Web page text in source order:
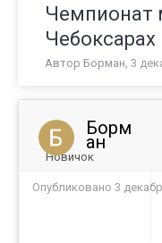
Чемпионат
Чебоксарах
Автор Борман, 3
Борм
ан
Новичок
Опубликовано 3